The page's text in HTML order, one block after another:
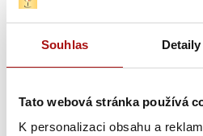
Souhlas Detaily
Tato webová stránka používá
K personalizaci obsahu a
28. 08. - 29. 08. 2026